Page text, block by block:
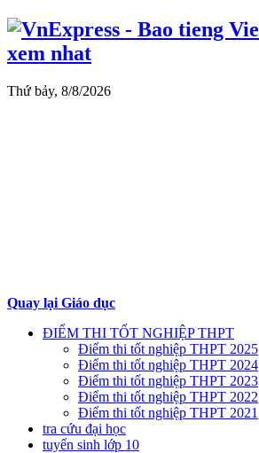
Thứ bảy, 8/8/2026
Quay lại Giáo dục
ĐIỂM THI TỐT NGHIỆP THPT
Điểm thi tốt nghiệp THPT 2025
Điểm thi tốt nghiệp THPT 2024
Điểm thi tốt nghiệp THPT 2023
Điểm thi tốt nghiệp THPT 2022
Điểm thi tốt nghiệp THPT 2021
tra cứu đại học
tuyển sinh lớp 10